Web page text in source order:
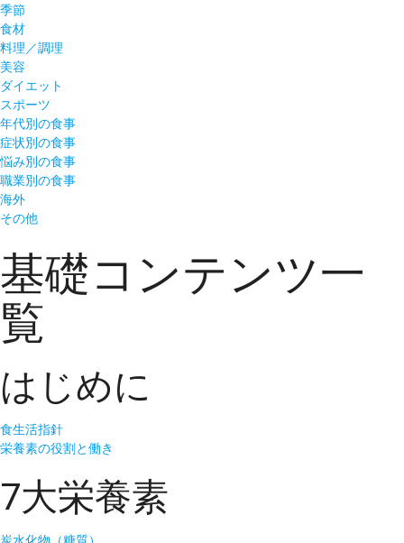
季節
食材
料理／調理
美容
ダイエット
スポーツ
年代別の食事
症状別の食事
悩み別の食事
職業別の食事
海外
その他
基礎コンテンツ一
覧
はじめに
食生活指針
栄養素の役割と働き
7大栄養素